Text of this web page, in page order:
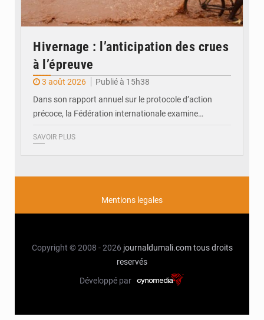
Hivernage : l’anticipation des crues
à l’épreuve
3 août 2026
Publié à 15h38
Dans son rapport annuel sur le protocole d’action
précoce, la Fédération internationale examine…
SAVOIR PLUS
Mentions legales
Copyright © 2008 - 2026 journaldumali.com tous droits
reservés
Développé par